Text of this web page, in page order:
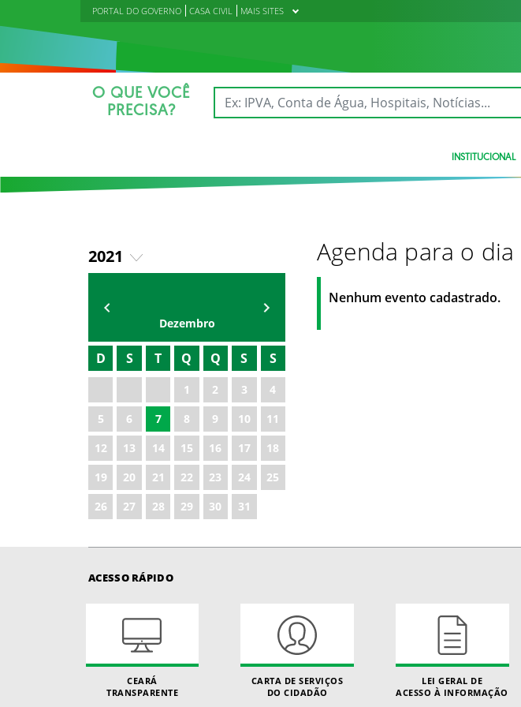
PORTAL DO GOVERNO CASA CIVIL MAIS SITES
O QUE VOCÊ
PRECISA?
INSTITUCIONAL
2021
2019
2020
2022
2023
2024
2025
2026
Dezembro
D S T Q Q S S
1 2 3
4
5
6 7 8 9 10
11
12
13 14 15 16 17
18
19
20 21 22 23 24
25
26
27 28 29 30 31
Agenda para o dia
Nenhum evento cadastrado.
ACESSO RÁPIDO
CEARÁ
TRANSPARENTE
CARTA DE SERVIÇOS
DO CIDADÃO
LEI GERAL DE
ACESSO À INFORMAÇÃO